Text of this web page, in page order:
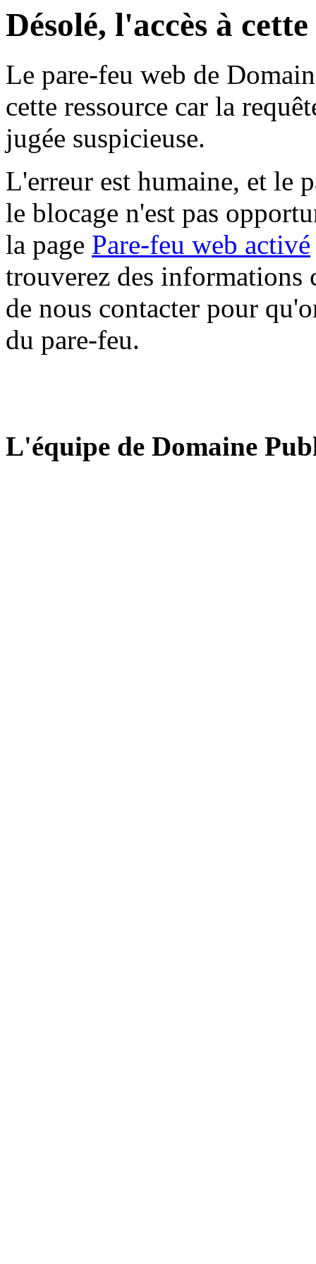
Désolé, l'accès à
Le pare-feu web de
cette ressource car la
jugée suspicieuse.
L'erreur est humaine, et le
le blocage n'est pas
la page Pare-feu web activé
trouverez des informations
de nous contacter pour
du pare-feu.
L'équipe de Domaine